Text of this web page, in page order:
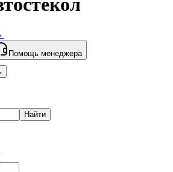
Помощь менеджера
Найти